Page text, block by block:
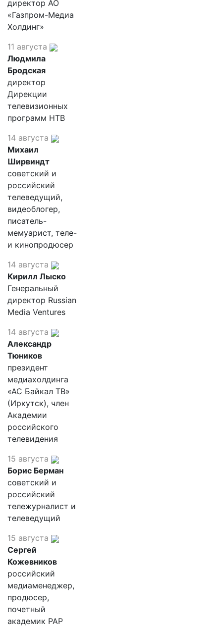
директор АО
«Газпром-Медиа
Холдинг»
11 августа
Людмила
Бродская
директор
Дирекции
телевизионных
программ НТВ
14 августа
Михаил
Ширвиндт
советский и
российский
телеведущий,
видеоблогер,
писатель-
мемуарист, теле-
и кинопродюсер
14 августа
Кирилл Лыско
Генеральный
директор Russian
Media Ventures
14 августа
Александр
Тюников
президент
медиахолдинга
«АС Байкал ТВ»
(Иркутск), член
Академии
российского
телевидения
15 августа
Борис Берман
советский и
российский
тележурналист и
телеведущий
15 августа
Сергей
Кожевников
российский
медиаменеджер,
продюсер,
почетный
академик РАР